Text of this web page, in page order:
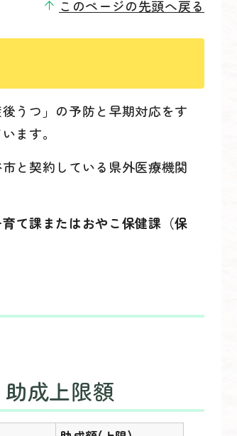
このページの先頭へ戻る
うつ」の予防と早期対応をす
ます。
と契約している県外医療機関
て課またはおやこ保健課（保
成上限額